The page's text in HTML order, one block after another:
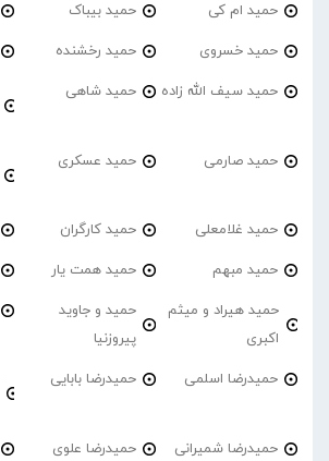
حمید ام کی حمید بیباک
حمید خسروی حمید رخشنده
حمید سیف الله زاده حمید شاهی
حمید صارمی حمید عسکری
حمید غلامعلی حمید کارگران
حمید مبهم حمید همت یار
حمید هیراد و میثم
اکبری
حمید و جاوید
پیروزنیا
حمیدرضا اسلمی حمیدرضا بابایی
حمیدرضا شمیرانی حمیدرضا علوی